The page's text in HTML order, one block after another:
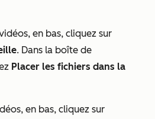
en bas, cliquez sur
. Dans la boîte de
Placer les fichiers dans la
en bas, cliquez sur